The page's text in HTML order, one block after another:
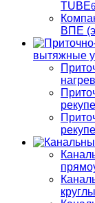
TUBE6
ВПЕ
вытяжные